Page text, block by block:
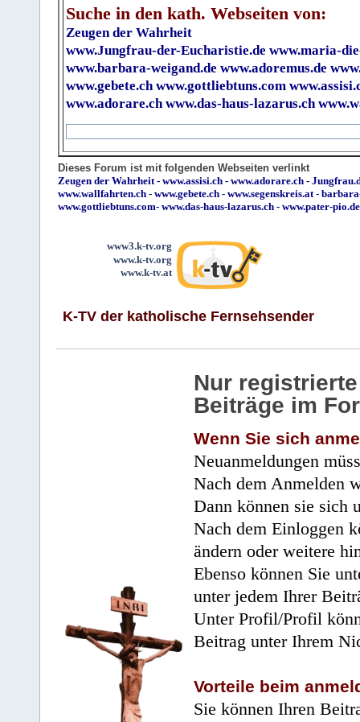
Suche in den kath. Webseiten von:
Zeugen der Wahrheit
www.Jungfrau-der-Eucharistie.de www.maria-
www.barbara-weigand.de www.adoremus.de
www.gebete.ch www.gottliebtuns.com
www.adorare.ch www.das-haus-lazarus.ch
Dieses Forum ist mit folgenden Webseiten verlinkt
Zeugen der Wahrheit- www.assisi.ch - www.adorare.ch -
www.wallfahrten.ch - www.gebete.ch - www.segenskreis.at-
www.gottliebtuns.com- www.das-haus-lazarus.ch - www.pater-pio.de
www3.k-tv.org
www.k-tv.org
www.k-tv.at
K-TV der katholische Fernsehsender
Nur
Beiträge im
Wenn Sie sich
Neuanmeldungen
Nach dem Anmelden
Dann können sie sich
Nach dem Einloggen
ändern oder weitere
Ebenso können Sie
unter jedem Ihrer
Unter Profil/Profil
Beitrag unter Ihrem
Vorteile beim
Sie können Ihren